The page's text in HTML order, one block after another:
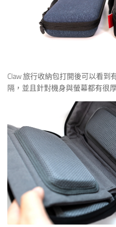
Claw 旅行收納包打開後可以看到
隔，並且針對機身與螢幕都有很